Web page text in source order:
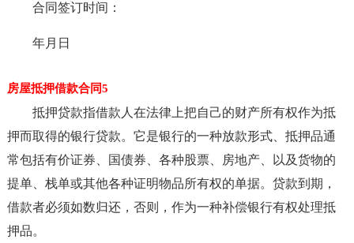
合同签订时间：
年月日
房屋抵押借款合同5
抵押贷款指借款人在法律上把自己的财产所有权作为抵
押而取得的银行贷款。它是银行的一种放款形式、抵押品通
常包括有价证券、国债券、各种股票、房地产、以及货物的
提单、栈单或其他各种证明物品所有权的单据。贷款到期，
借款者必须如数归还，否则，作为一种补偿银行有权处理抵
押品。